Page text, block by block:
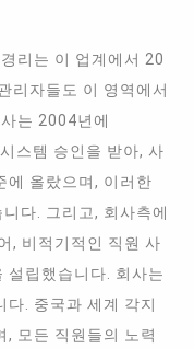
리는 이 업계에서 20
리자들도 이 영역에서
는 2004년에
스템 승인을 받아, 사
에 올랐으며, 이러한
다. 그리고, 회사측에
, 비적기적인 직원 사
설립했습니다. 회사는
다. 중국과 세계 각지
, 모든 직원들의 노력